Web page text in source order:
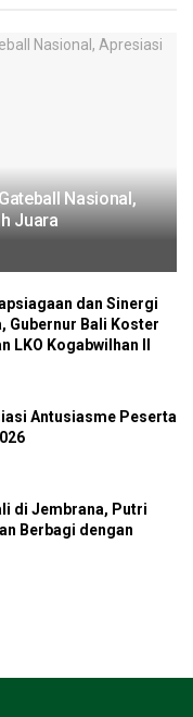
Nasional,
Juara
dan Sinergi
Gubernur Bali Koster
LKO Kogabwilhan II
Antusiasme Peserta
di Jembrana, Putri
Berbagi dengan